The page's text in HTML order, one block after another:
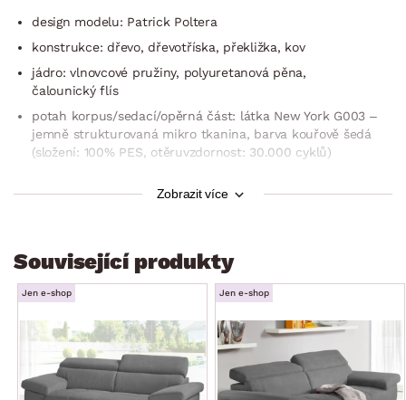
design modelu: Patrick Poltera
konstrukce: dřevo, dřevotříska, překližka, kov
jádro: vlnovcové pružiny, polyuretanová pěna,
čalounický flís
potah korpus/sedací/o­pěrná část: látka New York G003 –
jemně strukturovaná mikro tkanina, barva kouřově šedá
(složení: 100% PES, otěruvzdornost: 30.000 cyklů)
dvojitý prošev potahu sedáku
zajímavý design tvarů
pravá boční područka (měkce vypolstrovaná)
sedák: komfortně měkčí
opěrák: středně měkký, kvalitní opora bederní oblasti
3 x široká opěrka zad v horní části opěráku –
s polohovatelnou funkcí (nastavení libovolné polohy, opěrky
zajistí komfortní opření horní části zad a díky možnosti
Zobrazit více
Související produkty
Jen e-shop Jen e-shop